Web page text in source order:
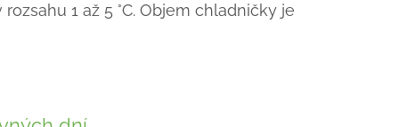
1 až 5 °C. Objem chladničky je